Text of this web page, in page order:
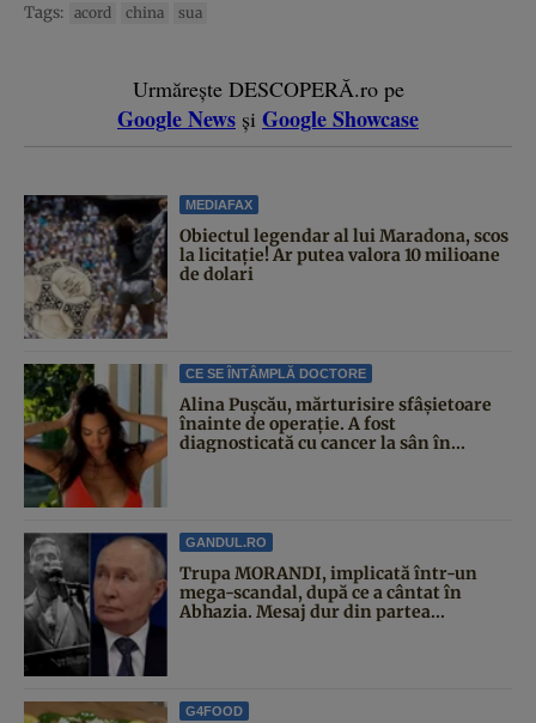
Tags: acord china sua
Urmărește DESCOPERĂ.ro pe
Google News și Google Showcase
MEDIAFAX
Obiectul legendar al lui Maradona, scos
la licitație! Ar putea valora 10 milioane
de dolari
CE SE ÎNTÂMPLĂ DOCTORE
Alina Pușcău, mărturisire sfâșietoare
înainte de operație. A fost
diagnosticată cu cancer la sân în...
GANDUL.RO
Trupa MORANDI, implicată într-un
mega-scandal, după ce a cântat în
Abhazia. Mesaj dur din partea...
G4FOOD